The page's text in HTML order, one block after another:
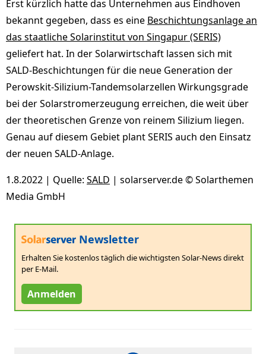
Erst kürzlich hatte das Unternehmen aus Eindhoven
bekannt gegeben, dass es eine Beschichtungsanlage an
das staatliche Solarinstitut von Singapur (SERIS)
geliefert hat. In der Solarwirtschaft lassen sich mit
SALD-Beschichtungen für die neue Generation der
Perowskit-Silizium-Tandemsolarzellen Wirkungsgrade
bei der Solarstromerzeugung erreichen, die weit über
der theoretischen Grenze von reinem Silizium liegen.
Genau auf diesem Gebiet plant SERIS auch den Einsatz
der neuen SALD-Anlage.
1.8.2022 | Quelle: SALD | solarserver.de © Solarthemen
Media GmbH
Newsletter
Erhalten Sie kostenlos täglich die wichtigsten Solar-News direkt
per E-Mail.
Anmelden